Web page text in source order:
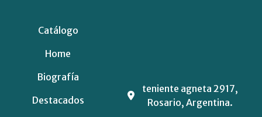
Catálogo
Home
Biografía
Destacados
teniente agneta 2917,
Rosario, Argentina.